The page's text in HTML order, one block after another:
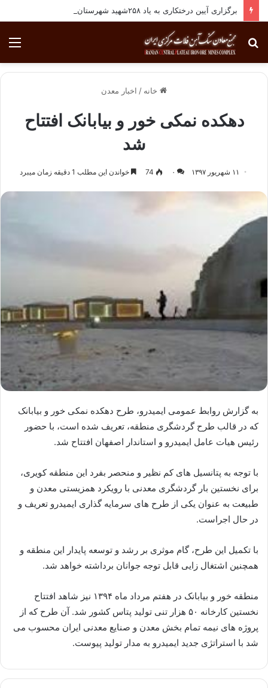
برگزاری آیین درختکاری به یاد ۲۵۸شهید شهرستان بافق
جستجو
برای
خانه / اخبار معدن
دهکده نمکی خور و بیابانک افتتاح
شد
۱۱ شهریور ۱۳۹۷ ۰ 74 خواندن این مطلب 1 دقیقه زمان میبرد
به گزارش روابط عمومی ایمیدرو، طرح دهکده نمکی خور و بیابانک
که در قالب طرح گردشگری منطقه، تعریف شده است، با حضور
رئیس هیات عامل ایمیدرو و استاندار اصفهان افتتاح شد.
با توجه به پتانسیل های کم نظیر و منحصر بفرد این منطقه کویری،
برای نخستین بار گردشگری معدنی با رویکرد همزیستی معدن و
طبیعت به عنوان یکی از طرح های سرمایه گذاری ایمیدرو تعریف و
در حال اجراست.
با تکمیل این طرح، گام موثری بر رشد و توسعه پایدار این منطقه و
همچنین اشتغال زایی قابل توجه جوانان برداشته خواهد شد.
منطقه خور و بیابانک در هفتم مرداد ماه ۱۳۹۴ نیز شاهد افتتاح
نخستین کارخانه ۵۰ هزار تنی تولید پتاس کشور شد. آن طرح که از
پروژه های نیمه تمام بخش معدن و صنایع معدنی ایران محسوب می
شد با استراتژی جدید ایمیدرو به مدار تولید پیوست.